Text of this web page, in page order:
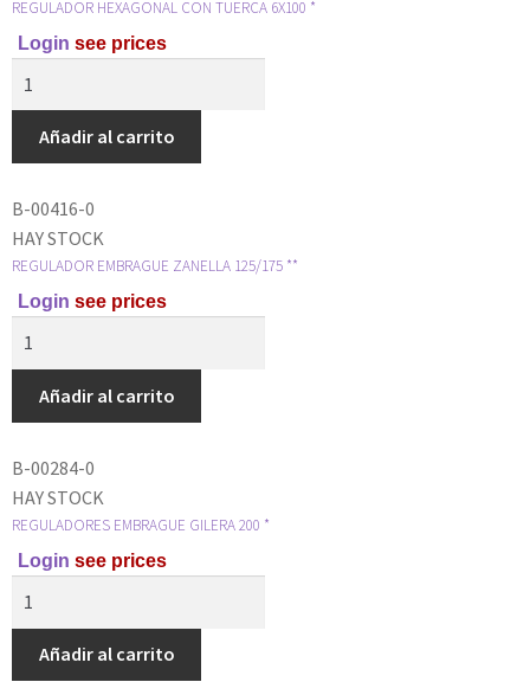
REGULADOR HEXAGONAL CON TUERCA 6X100 *
Login see prices
Añadir al carrito
B-00416-0
HAY STOCK
REGULADOR EMBRAGUE ZANELLA 125/175 **
Login see prices
Añadir al carrito
B-00284-0
HAY STOCK
REGULADORES EMBRAGUE GILERA 200 *
Login see prices
Añadir al carrito